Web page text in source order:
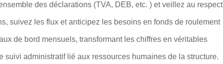
des déclarations (TVA, DEB, etc. ) et veillez au respect
suivez les flux et anticipez les besoins en fonds de roulement
de bord mensuels, transformant les chiffres en véritables
administratif lié aux ressources humaines de la structure.